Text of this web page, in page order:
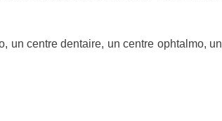
un centre dentaire, un centre ophtalmo, un